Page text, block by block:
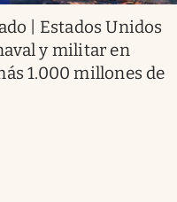
| Estados Unidos
y militar en
1.000 millones de